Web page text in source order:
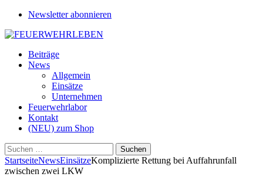
Newsletter abonnieren
Beiträge
News
Allgemein
Einsätze
Unternehmen
Feuerwehrlabor
Kontakt
(NEU) zum Shop
Suchen
nach:
StartseiteNewsEinsätzeKomplizierte Rettung bei Auffahrunfall
zwischen zwei LKW